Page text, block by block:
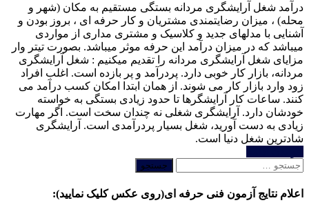
درآمد شغل آرایشگری مردانه بستگی مستقیم به مکان (شهر و
محله) ، میزان رضایتمندی مشتریان و کار حرفه ای ، بروز بودن و
آشنایی با مدلهای جدید و کلاسیک و مشتری مداری از مواردی
میباشد که در میزان درآمد این حرفه موثر میباشد. بصورت تیتر وار
مزایای شغل آرایشگری مردانه را تقدیم میکنیم : شغل آرایشگری
مردانه، بازار کار خوبی دارد. پردرآمد و پر بازده است. اغلب افراد
زود وارد بازار کار می شوند. از همان ابتدا امکان کسب درآمد می
کنند. ساعات کار آرایشگرها تا حدود زیادی بستگی به خواسته
خودشان دارد. آرایشگری شغلی نه چندان سخت است. اگر مهارت
زیادی به دست آورید، شغل بسیار پردرآمدی است. آرایشگری
شادترین شغل دنیا است.
جستجو
اعلام نتایج آزمون فنی حرفه ای(روی عکس کلیک نمایید):